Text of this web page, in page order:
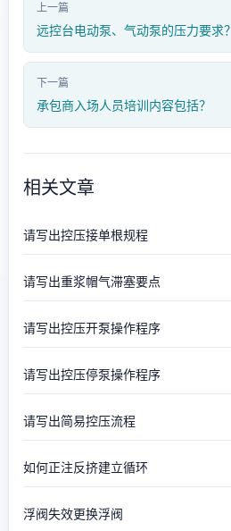
上一篇
远控台电动泵、气动泵的压力要求？
下一篇
承包商入场人员培训内容包括？
相关文章
请写出控压接单根规程
请写出重浆帽气滞塞要点
请写出控压开泵操作程序
请写出控压停泵操作程序
请写出简易控压流程
如何正注反挤建立循环
浮阀失效更换浮阀